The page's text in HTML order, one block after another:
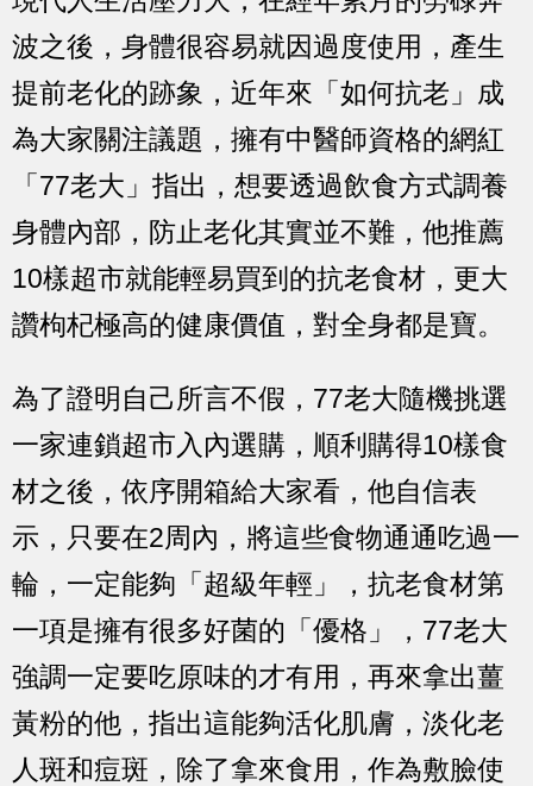
波之後，身體很容易就因過度使用，產生
提前老化的跡象，近年來「如何抗老」成
為大家關注議題，擁有中醫師資格的網紅
「77老大」指出，想要透過飲食方式調養
身體內部，防止老化其實並不難，他推薦
10樣超市就能輕易買到的抗老食材，更大
讚枸杞極高的健康價值，對全身都是寶。
為了證明自己所言不假，77老大隨機挑選
一家連鎖超市入內選購，順利購得10樣食
材之後，依序開箱給大家看，他自信表
示，只要在2周內，將這些食物通通吃過一
輪，一定能夠「超級年輕」，抗老食材第
一項是擁有很多好菌的「優格」，77老大
強調一定要吃原味的才有用，再來拿出薑
黃粉的他，指出這能夠活化肌膚，淡化老
人斑和痘斑，除了拿來食用，作為敷臉使